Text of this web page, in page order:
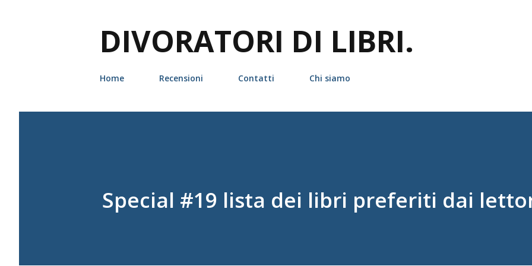
DIVORATORI DI LIBRI.
Home Recensioni Contatti Chi siamo
Special #19 lista dei libri preferiti dai